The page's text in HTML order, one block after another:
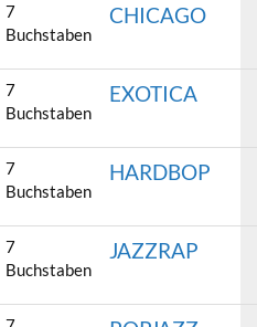
7
Buchstaben
CHICAGO
7
Buchstaben
EXOTICA
7
Buchstaben
HARDBOP
7
Buchstaben
JAZZRAP